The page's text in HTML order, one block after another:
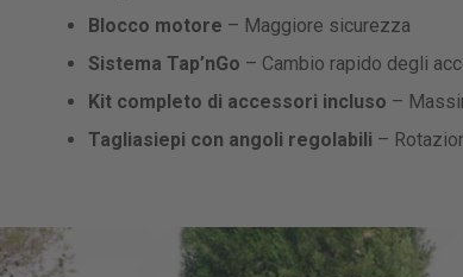
Blocco motore – Maggiore sicurezza
Sistema Tap’nGo – Cambio rapido degli
Kit completo di accessori incluso –
Tagliasiepi con angoli regolabili –